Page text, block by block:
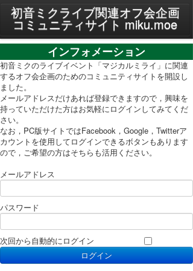
MENU
プライバシーポリシー
利用規約
PC表示に切り替え
初音ミクライブ関連オフ会企画
コミュニティサイト miku.moe
インフォメーション
初音ミクのライブイベント「マジカルミライ」に関連
するオフ会企画のためのコミュニティサイトを開設し
ました。
メールアドレスだけあれば登録できますので，興味を
持っていただけた方はお気軽にログインしてみてくだ
さい。
なお，PC版サイトではFacebook，Google，Twitterア
カウントを使用してログインできるボタンもあります
ので，ご希望の方はそちらも活用ください。
メールアドレス
パスワード
次回から自動的にログイン